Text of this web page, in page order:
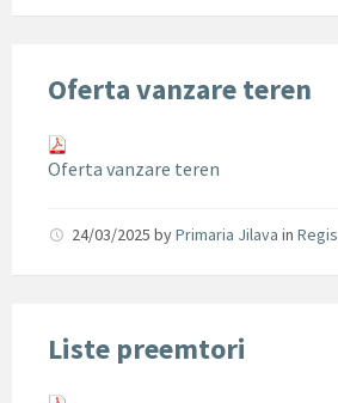
Oferta vanzare teren
Oferta vanzare teren
24/03/2025 byPrimaria Jilava in
Liste preemtori